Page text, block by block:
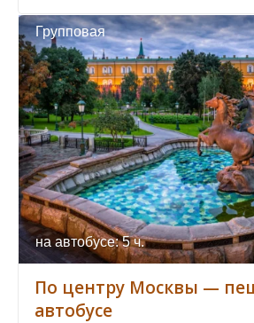
Групповая
на автобусе: 5 ч.
По центру Москвы —
автобусе